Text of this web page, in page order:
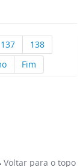
137
138
Fim
Voltar para o topo